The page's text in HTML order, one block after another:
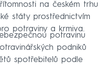
na českém trhu
státy prostřednictvím
potraviny a krmiva.
potravinu
podniků
spotřebitelů podle